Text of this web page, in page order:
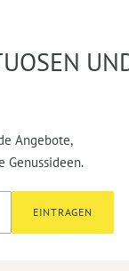
Angebote,
Genussideen.
EINTRAGEN